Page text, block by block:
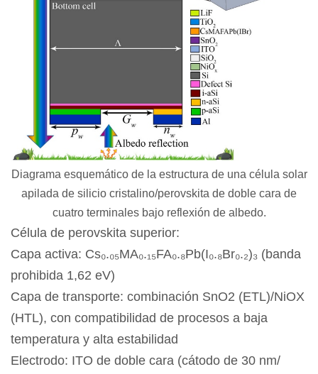
Diagrama esquemático de la estructura de una célula solar
apilada de silicio cristalino/perovskita de doble cara de
cuatro terminales bajo reflexión de albedo.
Célula de perovskita superior:
Capa activa: Cs₀.₀₅MA₀.₁₅FA₀.₈Pb(I₀.₈Br₀.₂)₃ (banda
prohibida 1,62 eV)
Capa de transporte: combinación SnO2 (ETL)/NiOX
(HTL), con compatibilidad de procesos a baja
temperatura y alta estabilidad
Electrodo: ITO de doble cara (cátodo de 30 nm/